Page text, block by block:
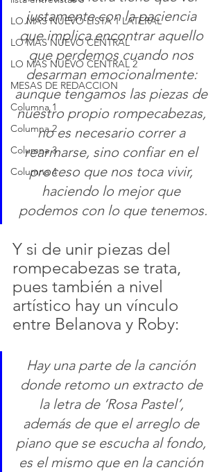
LO MAS NUEVO LISTA 1 LATERAL
LO MAS NUEVO CENTRAL
LO MAS NUEVO CENTRAL 2
MESAS DE REDACCION
Columna 1
Columna 2
Columna 3
Columna 4
justamente con la paciencia
que implica encontrar aquello
que perdemos cuando nos
desarman emocionalmente:
aunque tengamos las piezas de
nuestro propio rompecabezas,
no es necesario correr a
rearmarse, sino confiar en el
proceso que nos toca vivir,
haciendo lo mejor que
podemos con lo que tenemos.
Y si de unir piezas del
rompecabezas se trata,
pues también a nivel
artístico hay un vínculo
entre Belanova y Roby:
Hay una parte de la canción
donde retomo un extracto de
la letra de ‘Rosa Pastel’,
además de que el arreglo de
piano que se escucha al fondo,
es el mismo que en la canción